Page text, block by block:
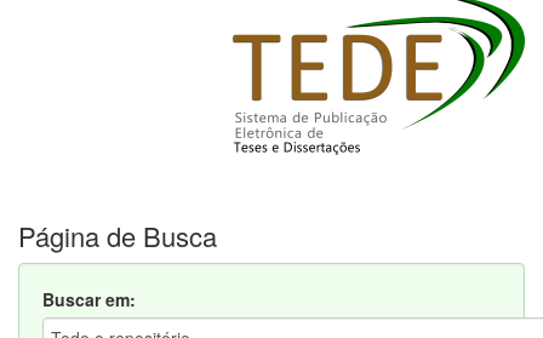
Página de Busca
Buscar em: